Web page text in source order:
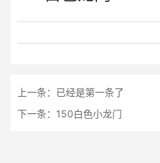
上一条：已经是第一条了
下一条： 150白色小龙门